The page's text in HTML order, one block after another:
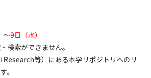
～9日（水）
検索ができません。
Research等）にある本学リポジトリへのリ
。